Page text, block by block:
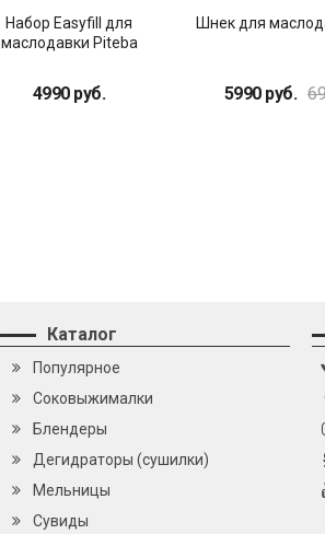
Набор Easyfill для
маслодавки Piteba
4990 руб.
Шнек для
5990 руб.
Каталог
Популярное
Cоковыжималки
Блендеры
Дегидраторы (сушилки)
Мельницы
Сувиды